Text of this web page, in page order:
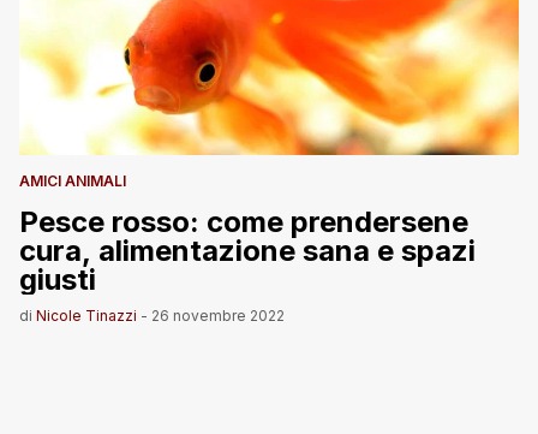
AMICI ANIMALI
Pesce rosso: come prendersene
cura, alimentazione sana e spazi
giusti
di Nicole Tinazzi - 26 novembre 2022